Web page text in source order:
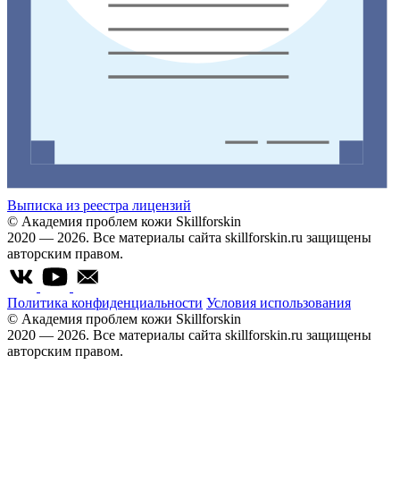
Выписка из реестра лицензий
© Академия проблем кожи Skillforskin
2020 — 2026. Все материалы сайта skillforskin.ru защищены
авторским правом.
Политика конфиденциальности Условия использования
© Академия проблем кожи Skillforskin
2020 — 2026. Все материалы сайта skillforskin.ru защищены
авторским правом.